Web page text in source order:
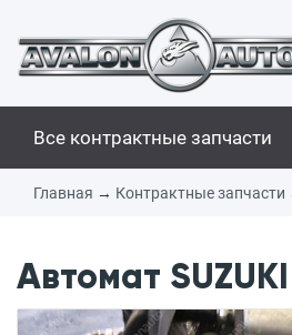
Все контрактные запчасти
Главная → Контрактные запчасти
Автомат